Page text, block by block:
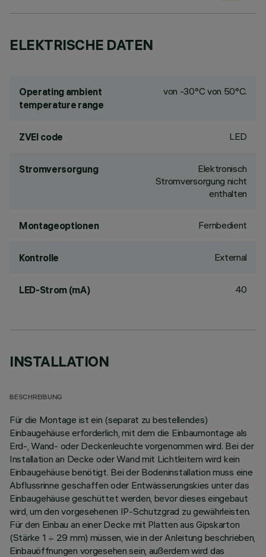
ELEKTRISCHE DATEN
Operating ambient
temperature range
von -30°C von 50°C.
ZVEI code LED
Stromversorgung
Elektronisch
Stromversorgung nicht
enthalten
Montageoptionen Fernbedient
Kontrolle External
LED-Strom (mA) 40
INSTALLATION
BESCHREIBUNG
Für die Montage ist ein (separat zu bestellendes)
Einbaugehäuse erforderlich, mit dem die Einbaumontage als
Erd-, Wand- oder Deckenleuchte vorgenommen wird. Bei der
Installation an Decke oder Wand mit Lichtleitern wird kein
Einbaugehäuse benötigt. Bei der Bodeninstallation muss eine
Abflussrinne geschaffen oder Entwässerungskies unter das
Einbaugehäuse geschüttet werden, bevor dieses eingebaut
wird, um den vorgesehenen IP-Schutzgrad zu gewährleisten.
Für den Einbau an einer Decke mit Platten aus Gipskarton
(Stärke 1 ÷ 29 mm) müssen, wie in der Anleitung beschrieben,
Einbauöffnungen vorgesehen sein, außerdem wird das